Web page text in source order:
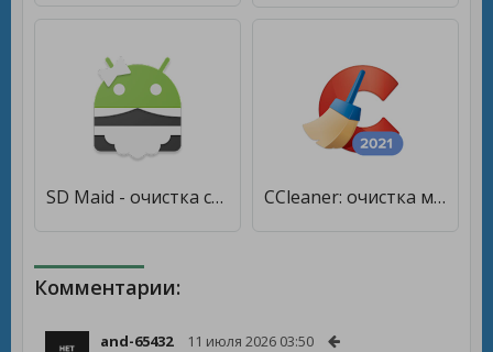
SD Maid - очистка системы [Unlocked] CCleaner: очистка мусора и оптимизация [Полная версия]
Комментарии:
and-65432 11 июля 2026 03:50